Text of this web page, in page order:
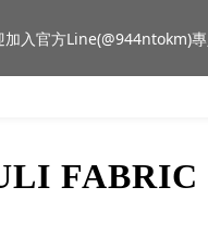
群門市展示中✨
加入官方Line(@944ntokm)
品牌 Ambientec 年度新品
FABRIC